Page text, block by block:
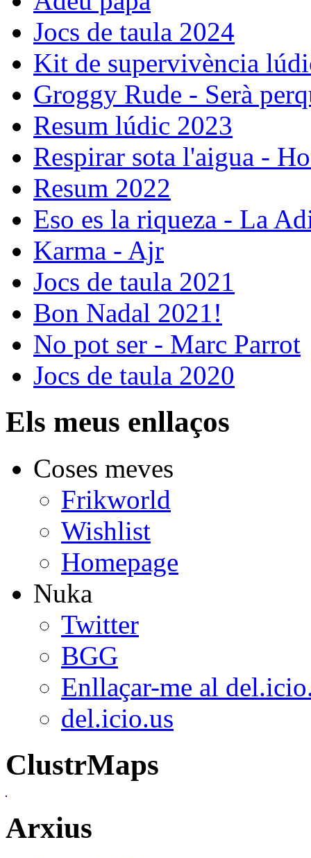
Jocs de taula 2024
Kit de supervivència
Groggy Rude - Serà
Resum lúdic 2023
Respirar sota l'aigua -
Resum 2022
Eso es la riqueza - La
Karma - Ajr
Jocs de taula 2021
Bon Nadal 2021!
No pot ser - Marc Parrot
Jocs de taula 2020
Els meus enllaços
Coses meves
Frikworld
Wishlist
Homepage
Nuka
Twitter
BGG
Enllaçar-me al
del.icio.us
ClustrMaps
Arxius